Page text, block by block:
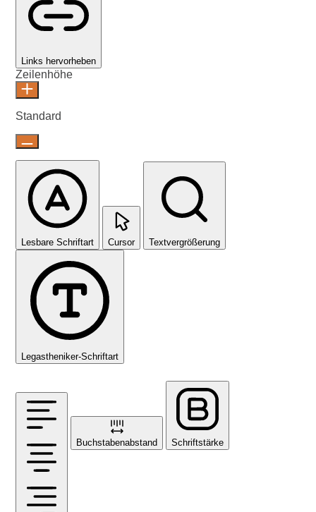
Links hervorheben
Zeilenhöhe
Standard
Lesbare Schriftart Cursor Textvergrößerung
Legastheniker-Schriftart
Buchstabenabstand Schriftstärke